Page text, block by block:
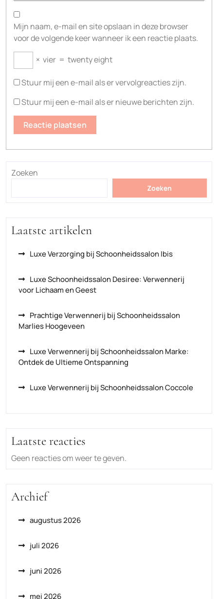
Mijn naam, e-mail en site opslaan in deze browser
voor de volgende keer wanneer ik een reactie plaats.
× vier = twenty eight
Stuur mij een e-mail als er vervolgreacties zijn.
Stuur mij een e-mail als er nieuwe berichten zijn.
Zoeken
Zoeken
Laatste artikelen
Luxe Verzorging bij Schoonheidssalon Ibis
Luxe Schoonheidssalon Desiree: Verwennerij
voor Lichaam en Geest
Prachtige Verwennerij bij Schoonheidssalon
Marlies Hoogeveen
Luxe Verwennerij bij Schoonheidssalon Marke:
Ontdek de Ultieme Ontspanning
Luxe Verwennerij bij Schoonheidssalon Coccole
Laatste reacties
Geen reacties om weer te geven.
Archief
augustus 2026
juli 2026
juni 2026
mei 2026